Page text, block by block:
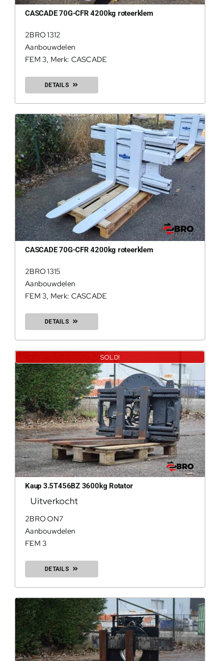
CASCADE 70G-CFR 4200kg roteerklem
2BRO 1312
Aanbouwdelen
FEM 3, Merk: CASCADE
DETAILS
CASCADE 70G-CFR 4200kg roteerklem
2BRO 1315
Aanbouwdelen
FEM 3, Merk: CASCADE
DETAILS
SOLD!
Kaup 3.5T456BZ 3600kg Rotator
Uitverkocht
2BRO ON7
Aanbouwdelen
FEM 3
DETAILS
200Kg =
200Kg